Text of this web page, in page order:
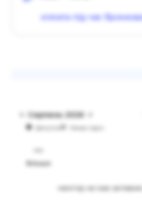
оплата під час